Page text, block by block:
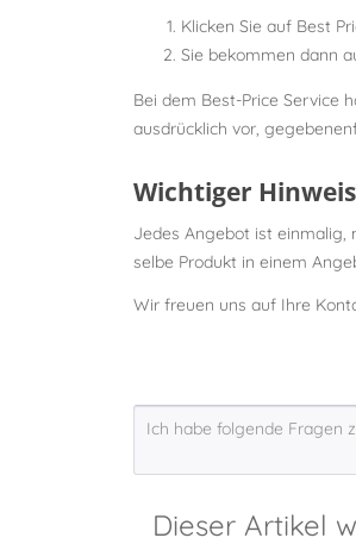
Klicken Sie auf Best
Sie bekommen dann
Bei dem Best-Price Service
ausdrücklich vor,
Wichtiger Hinweis
Jedes Angebot ist einmalig,
selbe Produkt in einem
Wir freuen uns auf Ihre
Dieser Artikel